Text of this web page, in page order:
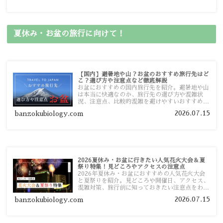
夏休み・お盆の旅行に向けて！
【国内】避暑地や山？お盆のおすすめ旅行先はど
こ？選び方や注意点など徹底解説
お盆におすすめの国内旅行先を紹介。避暑地や山
は本当に快適なのか、旅行先の選び方や混雑状
況、注意点、比較的混雑を避けやすいおすすめス
す。
banzokubiology.com 2026.07.15
2026夏休み・お盆に行きたい人気花火大会＆夏
祭り特集！見どころやアクセスの注意点
2026年夏休み・お盆におすすめの人気花火大会
と夏祭りを紹介。見どころや開催日、アクセス、
混雑対策、旅行前に知っておきたい注意点をわか
banzokubiology.com 2026.07.15